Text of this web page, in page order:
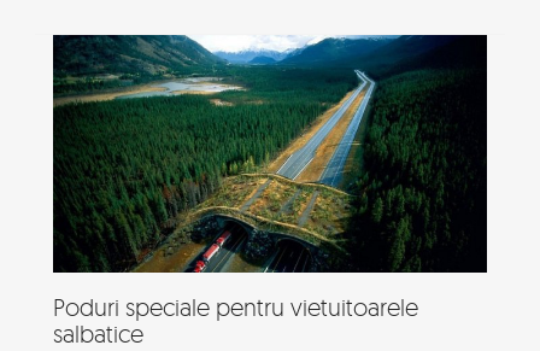
Poduri speciale pentru vietuitoarele
salbatice